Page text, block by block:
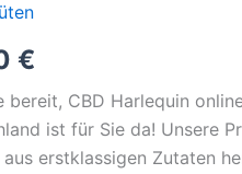
€
bereit, CBD Harlequin
ist für Sie da! Unsere
erstklassigen Zutaten